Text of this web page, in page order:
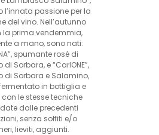
l’innata passione per la
del vino. Nell’autunno
la prima vendemmia,
a mano, sono nati:
spumante rosé di
Sorbara, e “CarlONE”,
di Sorbara e Salamino,
in bottiglia e
le stesse tecniche
dalle precedenti
senza solfiti e/o
lieviti, aggiunti.